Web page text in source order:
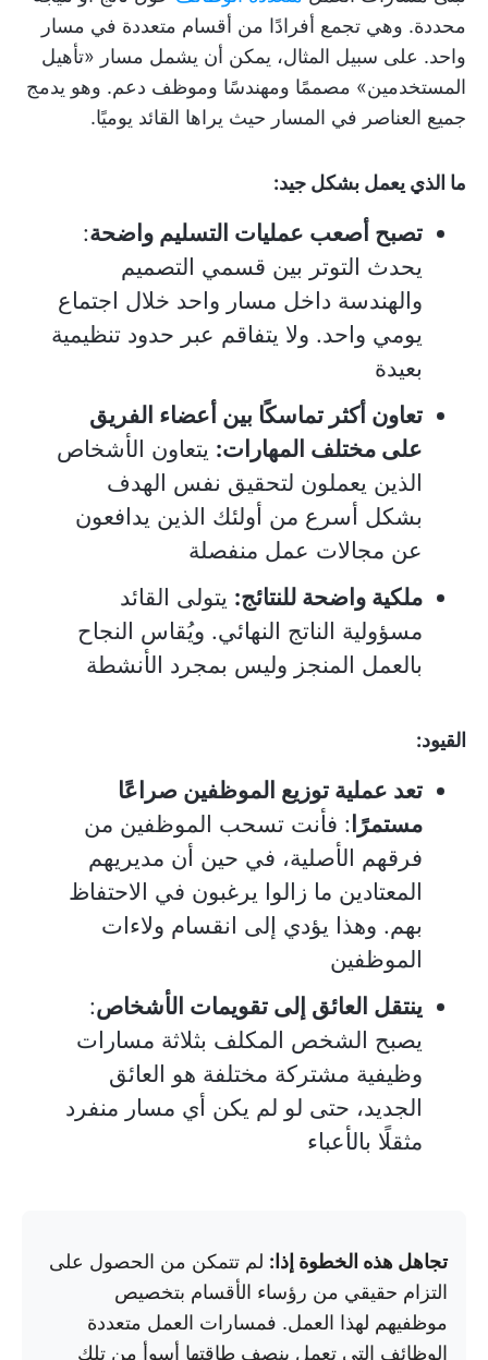
محددة. وهي تجمع أفرادًا من أقسام متعددة في مسار
واحد. على سبيل المثال، يمكن أن يشمل مسار «تأهيل
المستخدمين» مصممًا ومهندسًا وموظف دعم. وهو يدمج
جميع العناصر في المسار حيث يراها القائد يوميًا.
ما الذي يعمل بشكل جيد:
تصبح أصعب عمليات التسليم واضحة:
يحدث التوتر بين قسمي التصميم
والهندسة داخل مسار واحد خلال اجتماع
يومي واحد. ولا يتفاقم عبر حدود تنظيمية
بعيدة
تعاون أكثر تماسكًا بين أعضاء الفريق
على مختلف المهارات: يتعاون الأشخاص
الذين يعملون لتحقيق نفس الهدف
بشكل أسرع من أولئك الذين يدافعون
عن مجالات عمل منفصلة
ملكية واضحة للنتائج: يتولى القائد
مسؤولية الناتج النهائي. ويُقاس النجاح
بالعمل المنجز وليس بمجرد الأنشطة
القيود:
تعد عملية توزيع الموظفين صراعًا
مستمرًا: فأنت تسحب الموظفين من
فرقهم الأصلية، في حين أن مديريهم
المعتادين ما زالوا يرغبون في الاحتفاظ
بهم. وهذا يؤدي إلى انقسام ولاءات
الموظفين
ينتقل العائق إلى تقويمات الأشخاص:
يصبح الشخص المكلف بثلاثة مسارات
وظيفية مشتركة مختلفة هو العائق
الجديد، حتى لو لم يكن أي مسار منفرد
مثقلًا بالأعباء
تجاهل هذه الخطوة إذا: لم تتمكن من الحصول على
التزام حقيقي من رؤساء الأقسام بتخصيص
موظفيهم لهذا العمل. فمسارات العمل متعددة
الوظائف التي تعمل بنصف طاقتها أسوأ من تلك